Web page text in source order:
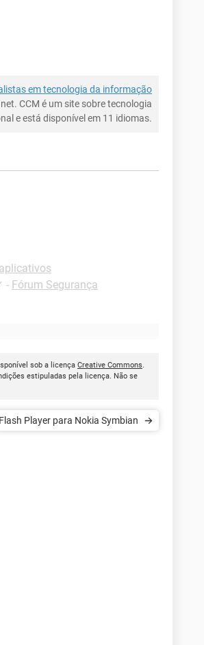
em tecnologia da informação
CCM é um site sobre tecnologia
e está disponível em 11 idiomas.
- Fórum Segurança
sob a licença Creative Commons.
estipuladas pela licença. Não se
Flash Player para Nokia Symbian